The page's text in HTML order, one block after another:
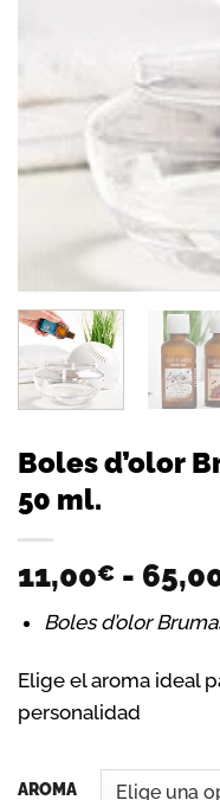
Boles d’olor
50 ml.
11,00€ -
Boles d’olor
Elige el aroma ideal
personalidad
AROMA